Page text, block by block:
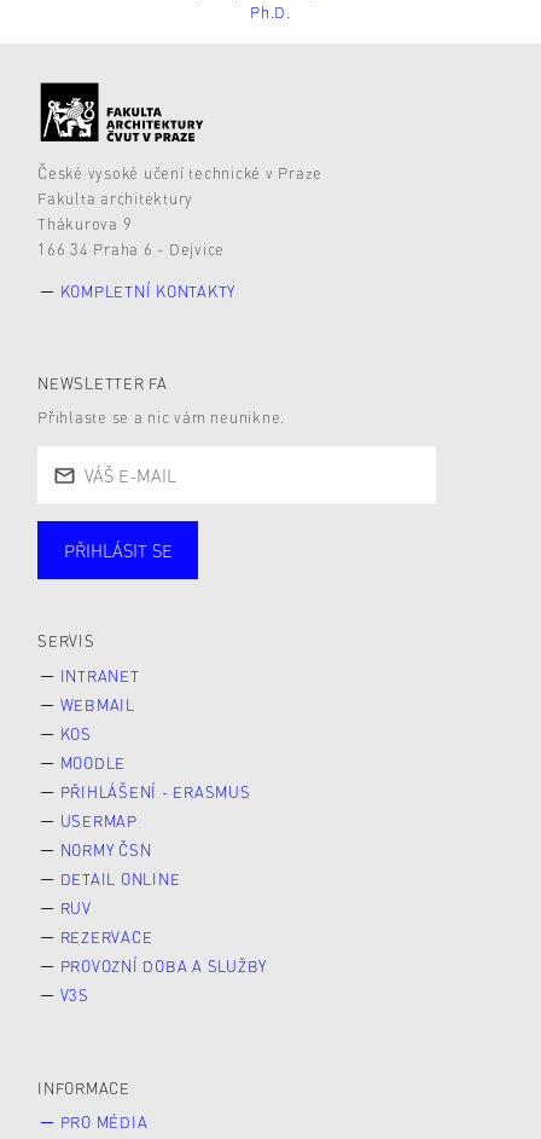
Ph.D.
České vysoké učení technické v Praze
Fakulta architektury
Thákurova 9
166 34 Praha 6 - Dejvice
KOMPLETNÍ KONTAKTY
NEWSLETTER FA
Přihlaste se a nic vám neunikne.
PŘIHLÁSIT SE
SERVIS
INTRANET
WEBMAIL
KOS
MOODLE
PŘIHLÁŠENÍ - ERASMUS
USERMAP
NORMY ČSN
DETAIL ONLINE
RUV
REZERVACE
PROVOZNÍ DOBA A SLUŽBY
V3S
INFORMACE
PRO MÉDIA